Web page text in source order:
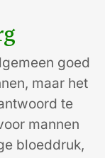
goed
maar het
te
mannen
bloeddruk,